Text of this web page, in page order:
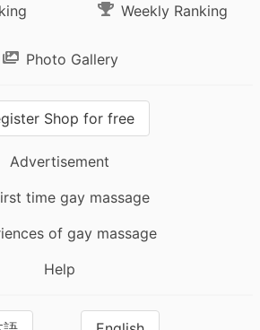
Weekly Ranking
Photo Gallery
Shop for free
Advertisement
time gay massage
of gay massage
Help